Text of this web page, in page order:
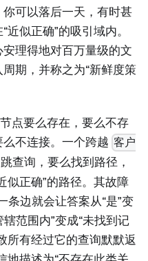
可以落后一天，有时甚
似正确”的吸引域内。
理得地对百万量级的文
期，并称之为“新鲜度策
点要么存在，要么不存
不连接。一个跨越 客户
查询，要么找到路径，
似正确”的路径。其故障
边就会让答案从“是”变
辖范围内”变成“未找到记
所有经过它的查询默默返